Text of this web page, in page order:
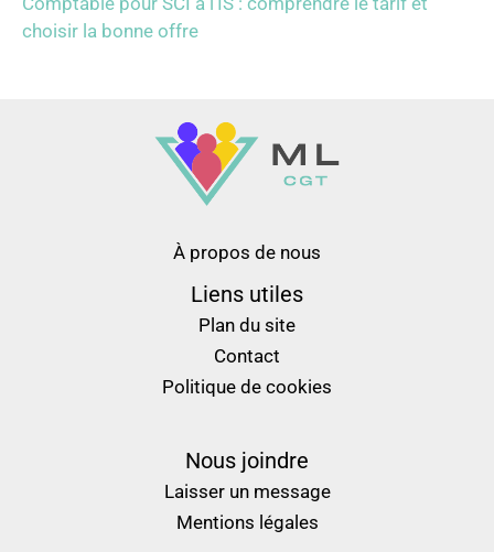
choisir la bonne offre
À propos de nous
Liens utiles
Plan du site
Contact
Politique de cookies
Nous joindre
Laisser un message
Mentions légales